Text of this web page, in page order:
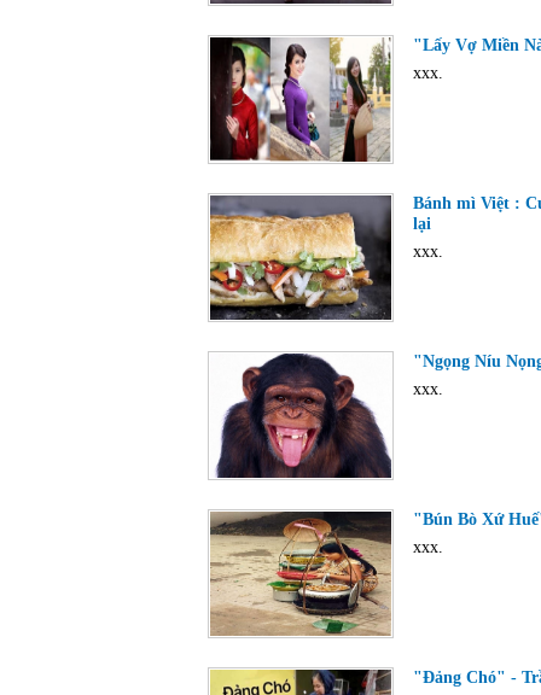
"Lấy Vợ Miền
xxx.
Bánh mì Việt :
lại
xxx.
"Ngọng Níu
xxx.
"Bún Bò Xứ
xxx.
"Đảng Chó" -